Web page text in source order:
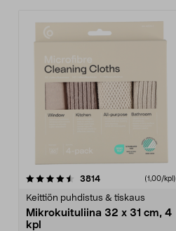
3814arvostelut (1,00/kpl)
Keittiön puhdistus & tiskaus
Mikrokuituliina 32 x 31 cm, 4
kpl
4.5viidestä